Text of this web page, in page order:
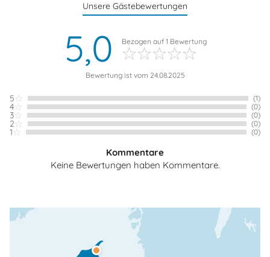
Unsere Gästebewertungen
5,0 Bezogen auf 1 Bewertung
Bewertung ist vom 24.08.2025
5 (1)
4 (0)
3 (0)
2 (0)
1 (0)
Kommentare
Keine Bewertungen haben Kommentare.